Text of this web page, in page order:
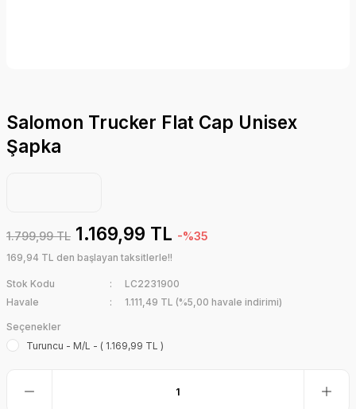
Salomon Trucker Flat Cap Unisex
Şapka
1.799,99 TL 1.169,99 TL -%35
169,94 TL den başlayan taksitlerle!!
Stok Kodu
LC2231900
Havale
1.111,49 TL (%5,00 havale indirimi)
Seçenekler
Turuncu - M/L - ( 1.169,99 TL )